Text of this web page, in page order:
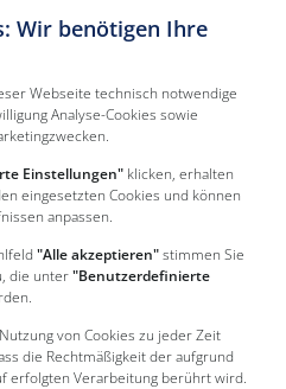
Wir benötigen Ihre
Webseite technisch notwendige
Analyse-Cookies sowie
Einstellungen" klicken, erhalten
eingesetzten Cookies und können
anpassen.
"Alle akzeptieren"stimmen Sie
die unter"Benutzerdefinierte
von Cookies zu jeder Zeit
die Rechtmäßigkeit der aufgrund
erfolgten Verarbeitung berührt wird.